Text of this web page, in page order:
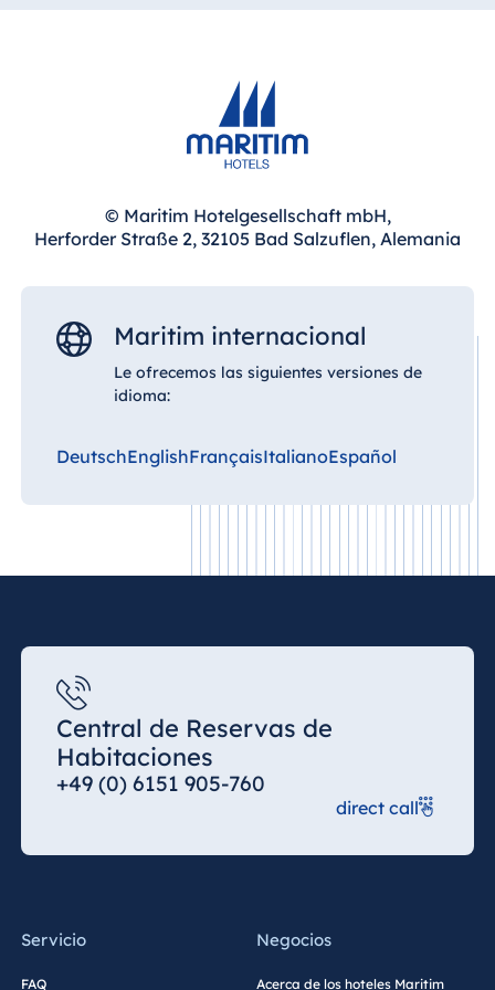
disfrutar de la oferta gastronómica
© Maritim Hotelgesellschaft mbH,
Herforder Straße 2, 32105 Bad Salzuflen, Alemania
Maritim internacional
Le ofrecemos las siguientes versiones de
idioma:
DeutschEnglishFrançaisItalianoEspañol
Central de Reservas de
Habitaciones
+49 (0) 6151 905-760
direct call
Servicio
FAQ
Negocios
Acerca de los hoteles Maritim